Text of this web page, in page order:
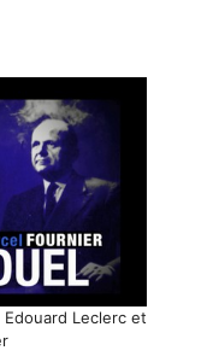
Leclerc et